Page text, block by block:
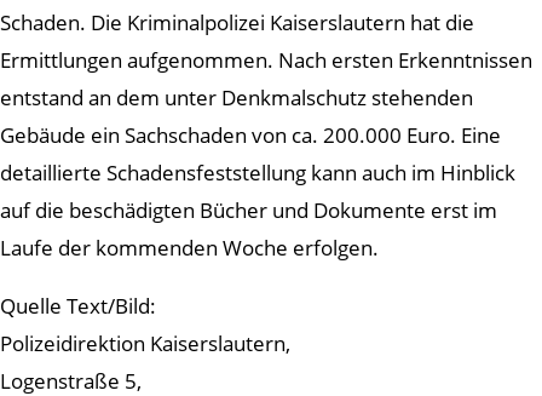
Schaden. Die Kriminalpolizei Kaiserslautern hat die
Ermittlungen aufgenommen. Nach ersten Erkenntnissen
entstand an dem unter Denkmalschutz stehenden
Gebäude ein Sachschaden von ca. 200.000 Euro. Eine
detaillierte Schadensfeststellung kann auch im Hinblick
auf die beschädigten Bücher und Dokumente erst im
Laufe der kommenden Woche erfolgen.
Quelle Text/Bild:
Polizeidirektion Kaiserslautern,
Logenstraße 5,